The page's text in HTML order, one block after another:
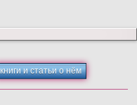
книги и статьи о нём